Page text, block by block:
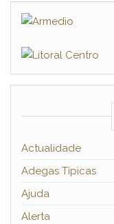
Actualidade
Adegas Típicas
Ajuda
Alerta